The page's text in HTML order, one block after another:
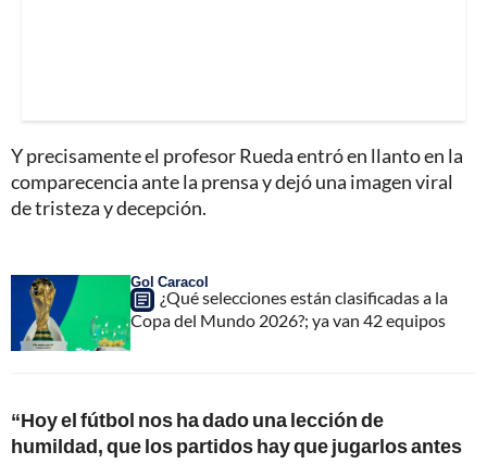
Y precisamente el profesor Rueda entró en llanto en la
comparecencia ante la prensa y dejó una imagen viral
de tristeza y decepción.
Gol Caracol
¿Qué selecciones están clasificadas a la
Copa del Mundo 2026?; ya van 42 equipos
“Hoy el fútbol nos ha dado una lección de
humildad, que los partidos hay que jugarlos antes